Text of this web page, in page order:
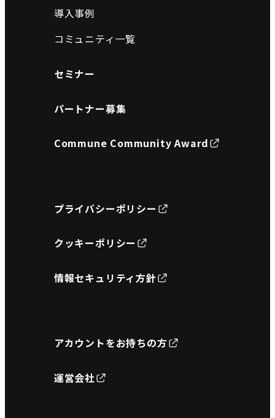
導入事例
コミュニティ一覧
セミナー
パートナー募集
Commune Community Award
プライバシーポリシー
クッキーポリシー
情報セキュリティ方針
アカウントをお持ちの方
運営会社